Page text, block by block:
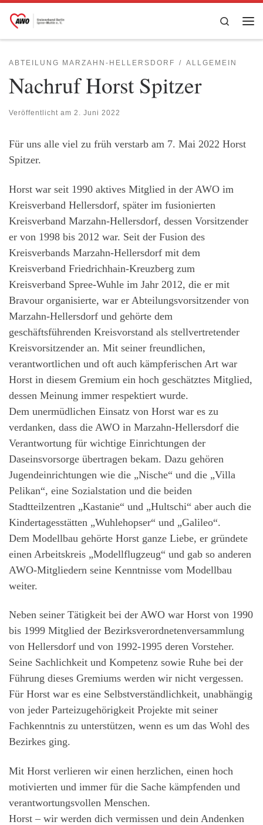
Zum Inhalt springen
Search
ABTEILUNG MARZAHN-HELLERSDORF ALLGEMEIN
Nachruf Horst Spitzer
Veröffentlicht am 2. Juni 2022
Für uns alle viel zu früh verstarb am 7. Mai 2022 Horst
Spitzer.
Horst war seit 1990 aktives Mitglied in der AWO im
Kreisverband Hellersdorf, später im fusionierten
Kreisverband Marzahn-Hellersdorf, dessen Vorsitzender
er von 1998 bis 2012 war. Seit der Fusion des
Kreisverbands Marzahn-Hellersdorf mit dem
Kreisverband Friedrichhain-Kreuzberg zum
Kreisverband Spree-Wuhle im Jahr 2012, die er mit
Bravour organisierte, war er Abteilungsvorsitzender von
Marzahn-Hellersdorf und gehörte dem
geschäftsführenden Kreisvorstand als stellvertretender
Kreisvorsitzender an. Mit seiner freundlichen,
verantwortlichen und oft auch kämpferischen Art war
Horst in diesem Gremium ein hoch geschätztes Mitglied,
dessen Meinung immer respektiert wurde.
Dem unermüdlichen Einsatz von Horst war es zu
verdanken, dass die AWO in Marzahn-Hellersdorf die
Verantwortung für wichtige Einrichtungen der
Daseinsvorsorge übertragen bekam. Dazu gehören
Jugendeinrichtungen wie die „Nische“ und die „Villa
Pelikan“, eine Sozialstation und die beiden
Stadtteilzentren „Kastanie“ und „Hultschi“ aber auch die
Kindertagesstätten „Wuhlehopser“ und „Galileo“.
Dem Modellbau gehörte Horst ganze Liebe, er gründete
einen Arbeitskreis „Modellflugzeug“ und gab so anderen
AWO-Mitgliedern seine Kenntnisse vom Modellbau
weiter.
Neben seiner Tätigkeit bei der AWO war Horst von 1990
bis 1999 Mitglied der Bezirksverordnetenversammlung
von Hellersdorf und von 1992-1995 deren Vorsteher.
Seine Sachlichkeit und Kompetenz sowie Ruhe bei der
Führung dieses Gremiums werden wir nicht vergessen.
Für Horst war es eine Selbstverständlichkeit, unabhängig
von jeder Parteizugehörigkeit Projekte mit seiner
Fachkenntnis zu unterstützen, wenn es um das Wohl des
Bezirkes ging.
Mit Horst verlieren wir einen herzlichen, einen hoch
motivierten und immer für die Sache kämpfenden und
verantwortungsvollen Menschen.
Horst – wir werden dich vermissen und dein Andenken